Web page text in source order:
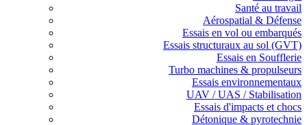
Santé au travail
Aérospatial & Défense
Essais en vol ou embarqués
Essais structuraux au sol (GVT)
Essais en Soufflerie
Turbo machines & propulseurs
Essais environnementaux
UAV / UAS / Stabilisation
Essais d'impacts et chocs
Détonique & pyrotechnie